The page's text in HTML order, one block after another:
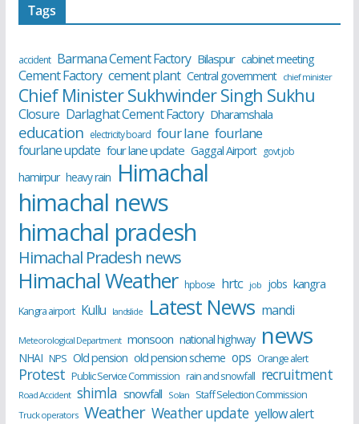
Tags
accident Barmana Cement Factory Bilaspur cabinet meeting
Cement Factory cement plant Central government chief minister
Chief Minister Sukhwinder Singh Sukhu
Closure Darlaghat Cement Factory Dharamshala
education electricity board four lane fourlane
fourlane update four lane update Gaggal Airport govt job
hamirpur heavy rain Himachal
himachal news
himachal pradesh
Himachal Pradesh news
Himachal Weather hpbose hrtc job jobs kangra
Kangra airport Kullu landslide Latest News mandi
Meteorological Department monsoon national highway news
NHAI NPS Old pension old pension scheme ops Orange alert
Protest Public Service Commission rain and snowfall recruitment
Road Accident shimla snowfall Solan Staff Selection Commission
Truck operators Weather Weather update yellow alert